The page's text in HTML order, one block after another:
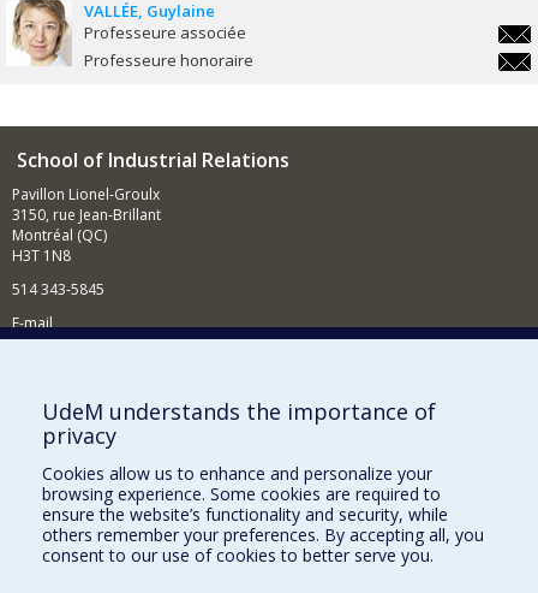
VALLÉE Guylaine
Professeure associée
Professeure honoraire
School of Industrial Relations
Pavillon Lionel-Groulx
3150, rue Jean-Brillant
Montréal (QC)
H3T 1N8
514 343-5845
E-mail
Supporting the School
NEED HELP?
Sitemap
Report a problem
Accessibility
UdeM understands the importance of
privacy
Cookies allow us to enhance and personalize your
browsing experience. Some cookies are required to
ensure the website’s functionality and security, while
others remember your preferences. By accepting all, you
consent to our use of cookies to better serve you.